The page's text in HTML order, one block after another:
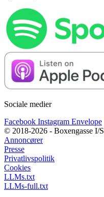
Sociale medier
Facebook Instagram Envelope
© 2018-2026 - Boxengasse I/S
Annoncører
Presse
Privatlivspolitik
Cookies
LLMs.txt
LLMs-full.txt